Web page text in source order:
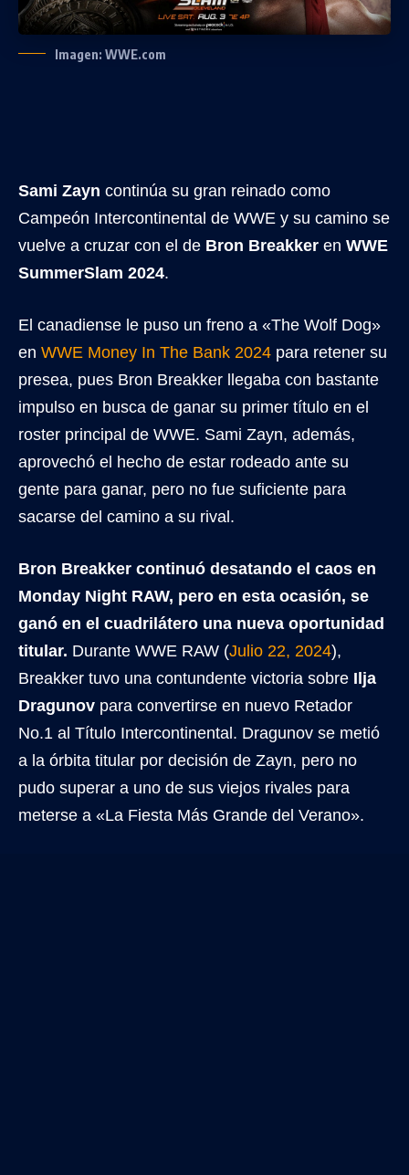
Imagen: WWE.com
Sami Zayn continúa su gran reinado como
Campeón Intercontinental de WWE y su camino se
vuelve a cruzar con el de Bron Breakker en WWE
SummerSlam 2024.
El canadiense le puso un freno a «The Wolf Dog»
en WWE Money In The Bank 2024 para retener su
presea, pues Bron Breakker llegaba con bastante
impulso en busca de ganar su primer título en el
roster principal de WWE. Sami Zayn, además,
aprovechó el hecho de estar rodeado ante su
gente para ganar, pero no fue suficiente para
sacarse del camino a su rival.
Bron Breakker continuó desatando el caos en
Monday Night RAW, pero en esta ocasión, se
ganó en el cuadrilátero una nueva oportunidad
titular. Durante WWE RAW (Julio 22, 2024),
Breakker tuvo una contundente victoria sobre Ilja
Dragunov para convertirse en nuevo Retador
No.1 al Título Intercontinental. Dragunov se metió
a la órbita titular por decisión de Zayn, pero no
pudo superar a uno de sus viejos rivales para
meterse a «La Fiesta Más Grande del Verano».